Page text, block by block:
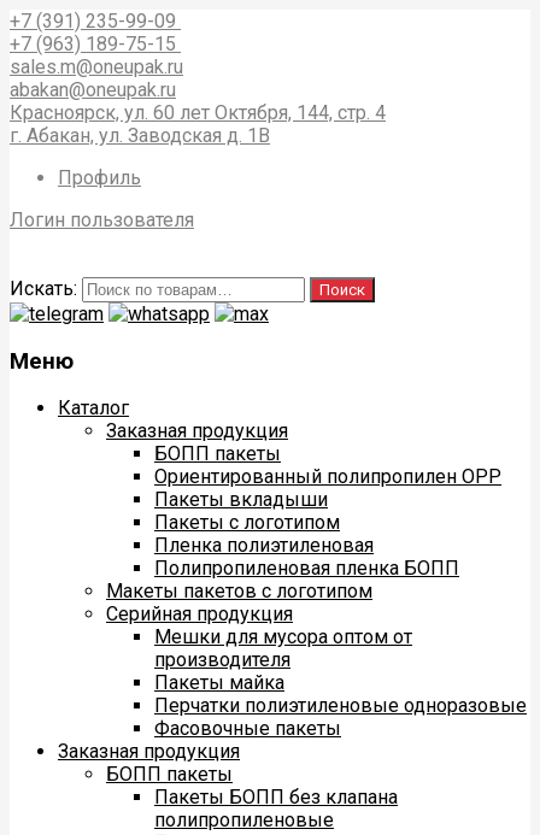
+7 (391) 235-99-09
+7 (963) 189-75-15
sales.m@oneupak.ru
abakan@oneupak.ru
Красноярск, ул. 60 лет Октября, 144, стр. 4
г. Абакан, ул. Заводская д. 1В
Профиль
Логин пользователя
Искать: Поиск
Меню
Каталог
Заказная продукция
БОПП пакеты
Ориентированный полипропилен ОРР
Пакеты вкладыши
Пакеты с логотипом
Пленка полиэтиленовая
Полипропиленовая пленка БОПП
Макеты пакетов с логотипом
Серийная продукция
Мешки для мусора оптом от
производителя
Пакеты майка
Перчатки полиэтиленовые одноразовые
Фасовочные пакеты
Заказная продукция
БОПП пакеты
Пакеты БОПП без клапана
полипропиленовые